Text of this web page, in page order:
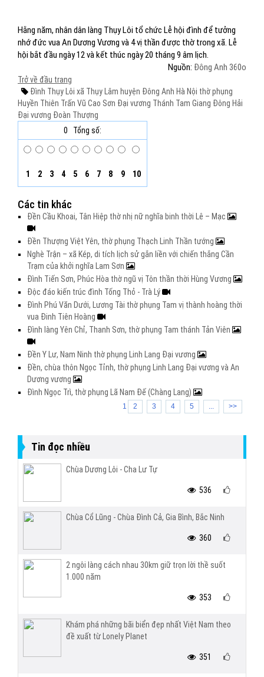
Hằng năm, nhân dân làng Thụy Lôi tổ chức Lễ hội đình để tưởng
nhớ đức vua An Dương Vương và 4 vị thần được thờ trong xã. Lễ
hội bắt đầu ngày 12 và kết thúc ngày 20 tháng 9 âm lịch.
Nguồn: Đông Anh 360o
Trở về đầu trang
Đình Thụy Lôi xã Thụy Lâm huyện Đông Anh Hà Nội thờ phụng
Huyền Thiên Trấn Vũ Cao Sơn Đại vương Thánh Tam Giang Đông Hải
Đại vương Đoàn Thượng
0
Tổng số:
1 2 3 4 5 6 7 8 9 10
Các tin khác
Đền Cầu Khoai, Tân Hiệp thờ nhị nữ nghĩa binh thời Lê – Mạc
Đền Thượng Việt Yên, thờ phụng Thạch Linh Thần tướng
Nghè Trận – xã Kép, di tích lịch sử gắn liền với chiến thắng Cần
Trạm của khởi nghĩa Lam Sơn
Đình Tiến Sơn, Phúc Hòa thờ ngũ vị Tôn thần thời Hùng Vương
Độc đáo kiến trúc đình Tống Thỏ - Trà Lý
Đình Phú Văn Dưới, Lương Tài thờ phụng Tam vị thành hoàng thời
vua Đinh Tiên Hoàng
Đình làng Yên Chỉ, Thanh Sơn, thờ phụng Tam thánh Tản Viên
Đền Y Lư, Nam Ninh thờ phụng Linh Lang Đại vương
Đền, chùa thôn Ngọc Tỉnh, thờ phụng Linh Lang Đại vương và An
Dương vương
Đình Ngọc Trì, thờ phụng Lã Nam Đế (Chàng Lang)
1 2 3 4 5 ... >>
Tin đọc nhiều
Chùa Dương Lôi - Cha Lư Tự
536
Chùa Cổ Lũng - Chùa Đình Cả, Gia Bình, Bắc Ninh
360
2 ngôi làng cách nhau 30km giữ trọn lời thề suốt
1.000 năm
353
Khám phá những bãi biển đẹp nhất Việt Nam theo
đề xuất từ Lonely Planet
351